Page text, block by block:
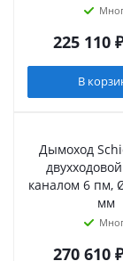
225 110₽
В
Дымоход
каналом 6 пм,
мм
270 610₽